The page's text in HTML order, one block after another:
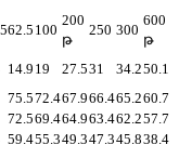
62.5 100
200
թ
250 300
600
թ
14.9 19 27.531 34.250.1
75.572.467.966.465.260.7
72.569.464.963.462.257.7
59.455.349.347.345.838.4